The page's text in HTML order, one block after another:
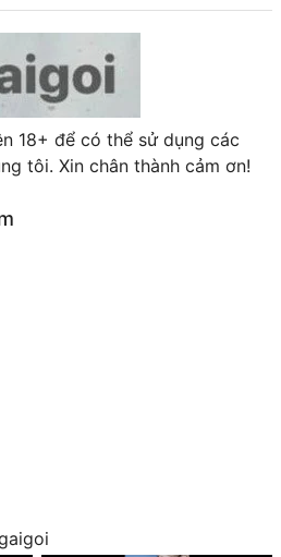
18+ để có thể sử dụng các
tôi. Xin chân thành cảm ơn!